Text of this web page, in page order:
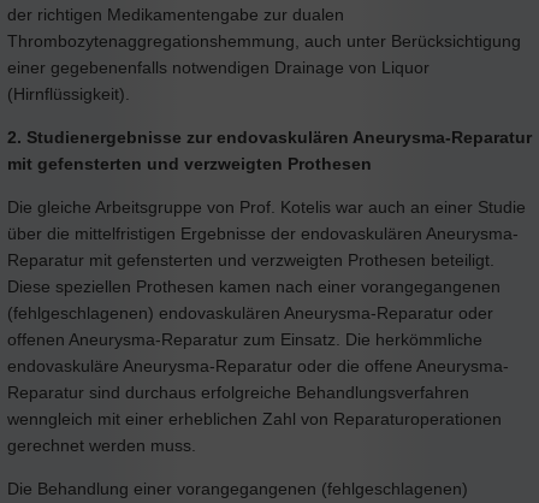
der richtigen Medikamentengabe zur dualen
Thrombozytenaggregationshemmung, auch unter Berücksichtigung
einer gegebenenfalls notwendigen Drainage von Liquor
(Hirnflüssigkeit).
2. Studienergebnisse zur endovaskulären Aneurysma-Reparatur
mit gefensterten und verzweigten Prothesen
Die gleiche Arbeitsgruppe von Prof. Kotelis war auch an einer Studie
über die mittelfristigen Ergebnisse der endovaskulären Aneurysma-
Reparatur mit gefensterten und verzweigten Prothesen beteiligt.
Diese speziellen Prothesen kamen nach einer vorangegangenen
(fehlgeschlagenen) endovaskulären Aneurysma-Reparatur oder
offenen Aneurysma-Reparatur zum Einsatz. Die herkömmliche
endovaskuläre Aneurysma-Reparatur oder die offene Aneurysma-
Reparatur sind durchaus erfolgreiche Behandlungsverfahren
wenngleich mit einer erheblichen Zahl von Reparaturoperationen
gerechnet werden muss.
Die Behandlung einer vorangegangenen (fehlgeschlagenen)